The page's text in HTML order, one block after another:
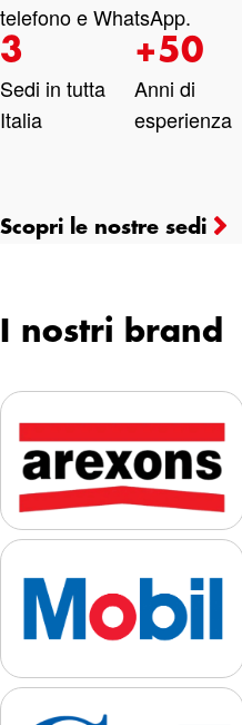
telefono e WhatsApp.
3
Sedi in tutta
Italia
+50
Anni di
esperienza
Scopri le nostre sedi
I nostri brand